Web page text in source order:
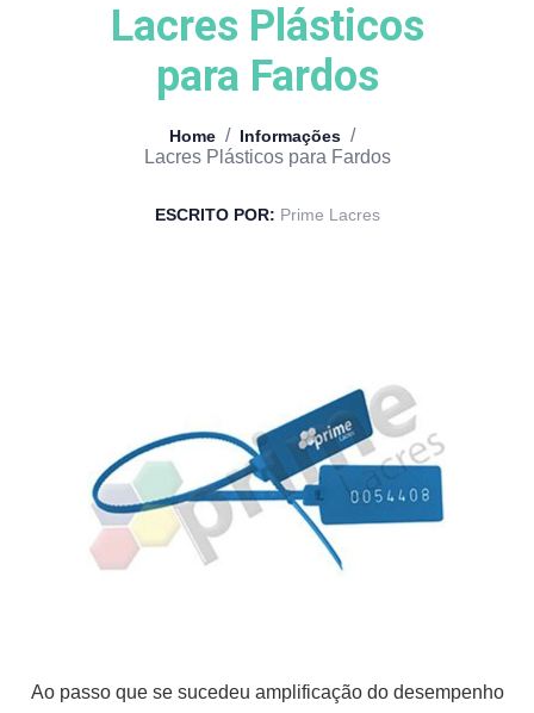
Lacres Plásticos
para Fardos
Home / Informações /
Lacres Plásticos para Fardos
ESCRITO POR: Prime Lacres
Ao passo que se sucedeu amplificação do desempenho